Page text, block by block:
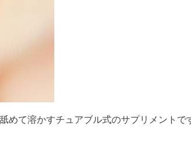
めて溶かすチュアブル式のサプリメントで